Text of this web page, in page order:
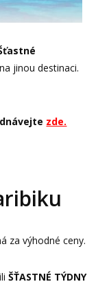
jinou destinaci.
zde.
za výhodné ceny.
ŠŤASTNÉ TÝDNY